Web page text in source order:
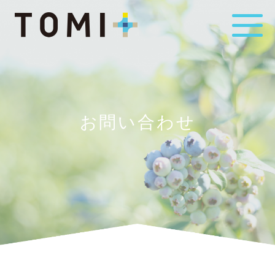
お問い合わせ